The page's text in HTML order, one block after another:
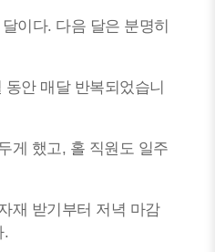
이다. 다음 달은 분명히
동안 매달 반복되었습니
게 했고, 홀 직원도 일주
재 받기부터 저녁 마감
.